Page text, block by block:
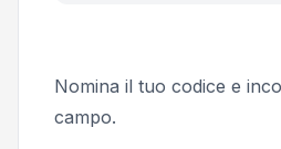
Nomina il tuo codice e
campo.